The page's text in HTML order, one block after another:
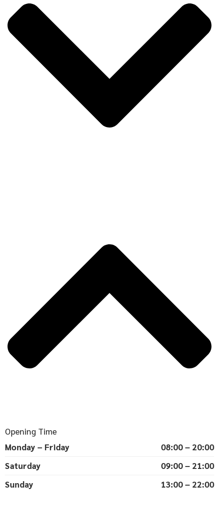
Opening Time
Monday – Friday
08:00 – 20:00
Saturday
09:00 – 21:00
Sunday
13:00 – 22:00